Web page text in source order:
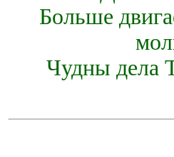
Больше
Чудны дела